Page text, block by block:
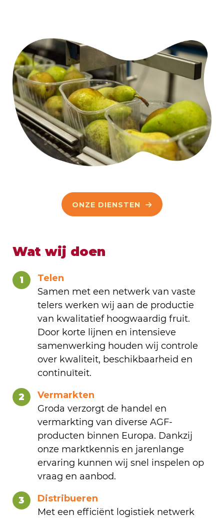
ONZE DIENSTEN
Wat wij doen
1
Telen
Samen met een netwerk van vaste
telers werken wij aan de productie
van kwalitatief hoogwaardig fruit.
Door korte lijnen en intensieve
samenwerking houden wij controle
over kwaliteit, beschikbaarheid en
continuïteit.
2
Vermarkten
Groda verzorgt de handel en
vermarkting van diverse AGF-
producten binnen Europa. Dankzij
onze marktkennis en jarenlange
ervaring kunnen wij snel inspelen op
vraag en aanbod.
3
Distribueren
Met een efficiënt logistiek netwerk